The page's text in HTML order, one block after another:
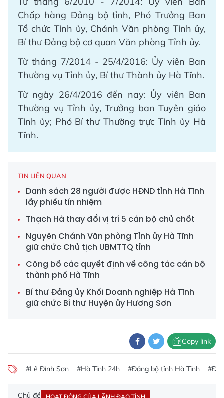
Chấp hàng Đảng bộ tỉnh, Phó Trưởng Ban
Tổ chức Tỉnh ủy, Chánh Văn phòng Tỉnh ủy,
Bí thư Đảng bộ cơ quan Văn phòng Tỉnh ủy.
Từ tháng 7/2014 - 25/4/2016: Ủy viên Ban
Thường vụ Tỉnh ủy, Bí thư Thành ủy Hà Tĩnh.
Từ ngày 26/4/2016 đến nay: Ủy viên Ban
Thường vụ Tỉnh ủy, Trưởng ban Tuyên giáo
Tỉnh ủy; Phó Bí thư Thường trực Tỉnh ủy Hà
Tĩnh.
TIN LIÊN QUAN
Danh sách 28 người được HĐND tỉnh Hà Tĩnh
lấy phiếu tín nhiệm
Thạch Hà thay đổi vị trí 5 cán bộ chủ chốt
Nguyên Chánh Văn phòng Tỉnh ủy Hà Tĩnh
giữ chức Chủ tịch UBMTTQ tỉnh
Công bố các quyết định về công tác cán bộ
thành phố Hà Tĩnh
Bí thư Đảng ủy Khối Doanh nghiệp Hà Tĩnh
giữ chức Bí thư Huyện ủy Hương Sơn
Copy link
#Lê Đình Sơn #Hà Tĩnh 24h #Đảng bộ tỉnh Hà Tĩnh #Đại
Chủ đề